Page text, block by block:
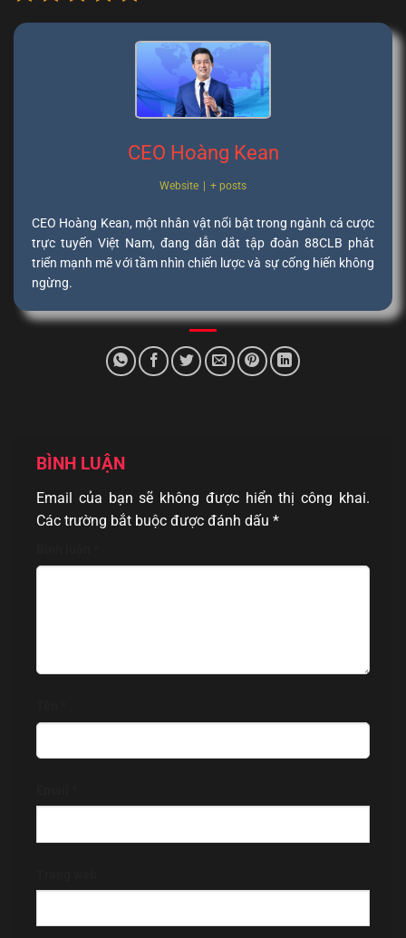
CEO Hoàng Kean
Website + posts
CEO Hoàng Kean, một nhân vật nổi bật trong ngành cá cược
trực tuyến Việt Nam, đang dẫn dắt tập đoàn 88CLB phát
triển mạnh mẽ với tầm nhìn chiến lược và sự cống hiến không
ngừng.
BÌNH LUẬN
Email của bạn sẽ không được hiển thị công khai.
Các trường bắt buộc được đánh dấu *